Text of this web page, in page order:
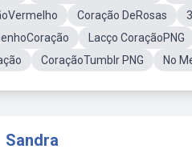
Coração DeRosas
Lacço CoraçãoPNG
CoraçãoTumblr PNG No
Sandra